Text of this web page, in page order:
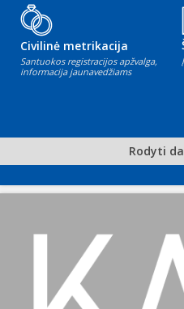
Civilinė metrikacija
Santuokos registracijos apžvalga,
informacija jaunavedžiams
Rodyti